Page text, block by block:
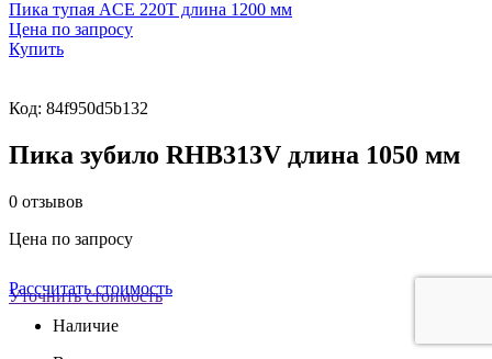
Пика тупая ACE 220T длина 1200 мм
Цена по запросу
Купить
Код: 84f950d5b132
Пика зубило RHB313V длина 1050 мм
0 отзывов
Цена по запросу
Уточнить стоимость
Рассчитать стоимость
Наличие